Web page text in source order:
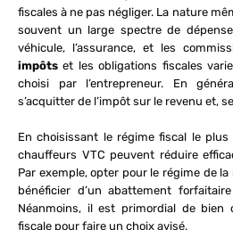
fiscales à ne pas négliger. La nature
souvent un large spectre de
véhicule, l’assurance, et les
impôts et les obligations fiscales
choisi par l’entrepreneur. En
s’acquitter de l’impôt sur le revenu et,
En choisissant le régime fiscal le
chauffeurs VTC peuvent réduire
Par exemple, opter pour le régime de
bénéficier d’un abattement
Néanmoins, il est primordial de bien
fiscale pour faire un choix avisé.